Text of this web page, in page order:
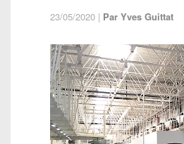
23/05/2020 | Par Yves Guittat